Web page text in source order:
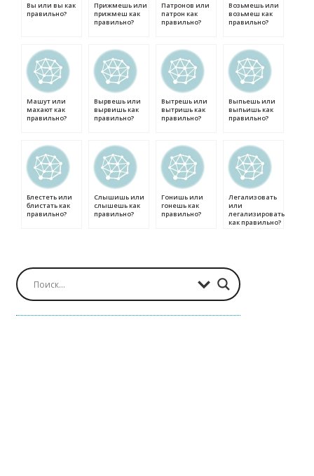
Вы или вы как
правильно?
Прижмешь или
прижмеш как
правильно?
Патронов или
патрон как
правильно?
Возьмешь или
возьмеш как
правильно?
Машут или
махают как
правильно?
Вырвешь или
вырвишь как
правильно?
Вытрешь или
вытришь как
правильно?
Выпьешь или
выпьишь как
правильно?
Блестеть или
блистать как
правильно?
Слышишь или
слышешь как
правильно?
Гонишь или
гонешь как
правильно?
Легализовать
или
легализировать
как правильно?